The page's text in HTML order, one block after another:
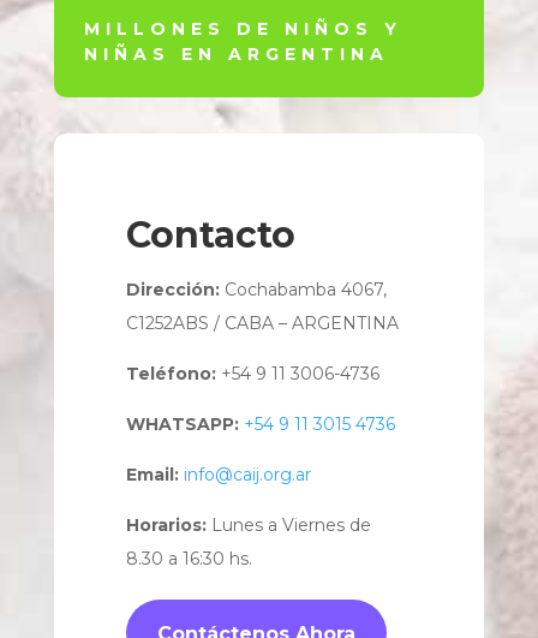
MILLONES DE NIÑOS Y
NIÑAS EN ARGENTINA
Contacto
Dirección: Cochabamba 4067,
C1252ABS / CABA – ARGENTINA
Teléfono: +54 9 11 3006-4736
WHATSAPP: +54 9 11 3015 4736
Email: info@caij.org.ar
Horarios: Lunes a Viernes de
8.30 a 16:30 hs.
Contáctenos Ahora